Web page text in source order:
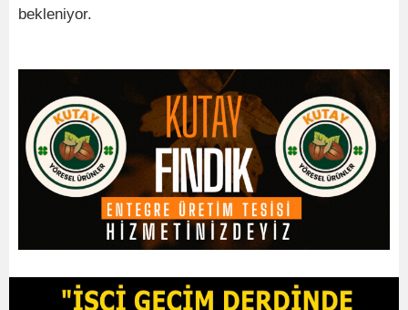
bekleniyor.